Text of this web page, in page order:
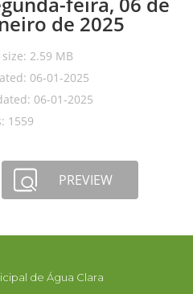
de 2025
size: 2.59 MB
06-01-2025
06-01-2025
1559
PREVIEW
de Água Clara